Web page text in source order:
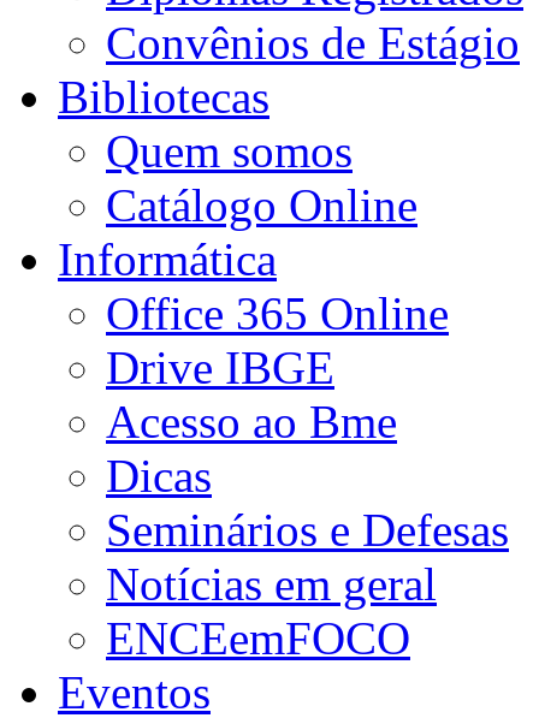
Convênios de Estágio
Bibliotecas
Quem somos
Catálogo Online
Informática
Office 365 Online
Drive IBGE
Acesso ao Bme
Dicas
Seminários e Defesas
Notícias em geral
ENCEemFOCO
Eventos